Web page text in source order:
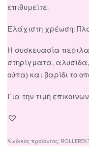
επιθυμείτε.
Ελάχιστη χρέωση:
Η συσκευασία
στηρίγματα,
ούπα) και βαρίδι το
Για την τιμή